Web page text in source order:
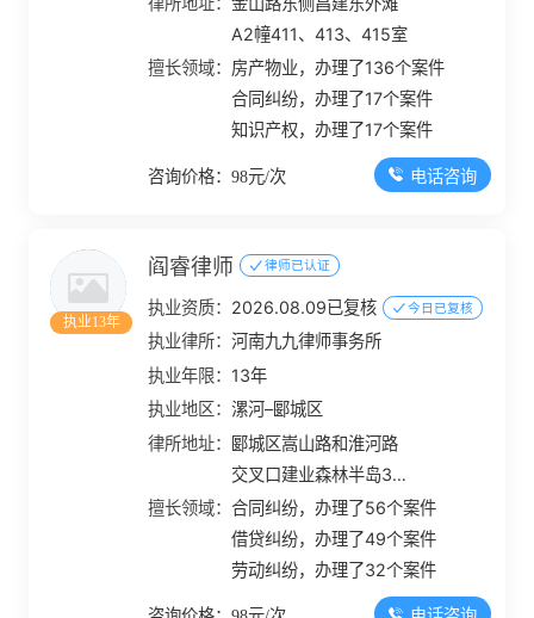
A2幢411、413、415室
擅长领域： 房产物业，办理了136个案件
合同纠纷，办理了17个案件
知识产权，办理了17个案件
咨询价格：98元/次 电话咨询
执业13年
阎睿律师 律师已认证
执业资质： 2026.08.09已复核 今日已复核
执业律所：河南九九律师事务所
执业年限： 13年
执业地区：漯河–郾城区
律所地址：
郾城区嵩山路和淮河路
交叉口建业森林半岛39
号公馆405-420
擅长领域：合同纠纷，办理了56个案件
借贷纠纷，办理了49个案件
劳动纠纷，办理了32个案件